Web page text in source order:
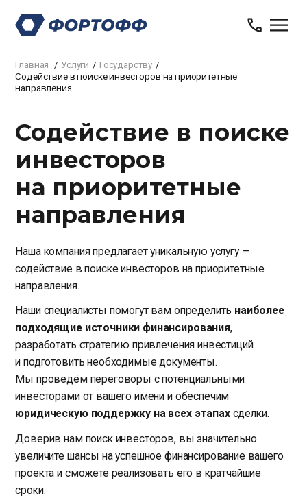
Главная Услуги
Государству
Содействие в поиске инвесторов на приоритетные
направления
Содействие в поиске
инвесторов
на приоритетные
направления
Наша компания предлагает уникальную услугу —
содействие в поиске инвесторов на приоритетные
направления.
Наши специалисты помогут вам определить наиболее
подходящие источники финансирования,
разработать стратегию привлечения инвестиций
и подготовить необходимые документы.
Мы проведём переговоры с потенциальными
инвесторами от вашего имени и обеспечим
юридическую поддержку на всех этапахсделки.
Доверив нам поиск инвесторов, вы значительно
увеличите шансы на успешное финансирование вашего
проекта и сможете реализовать его в кратчайшие
сроки.